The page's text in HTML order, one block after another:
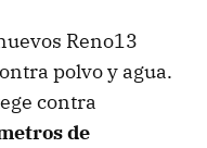
Reno13
polvo y agua.
contra
de